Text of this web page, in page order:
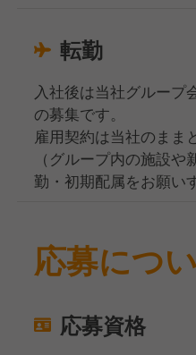
転勤
入社後は当社グループ
の募集です。
雇用契約は当社のまま
（グループ内の施設
勤・初期配属をお願い
応募につ
応募資格